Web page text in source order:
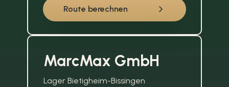
Route berechnen
MarcMax GmbH
Lager Bietigheim-Bissingen